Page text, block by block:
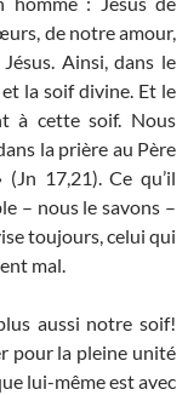
de notre amour,
Ainsi, dans le
la soif divine. Et le
à cette soif. Nous
la prière au Père
17,21). Ce qu’il
– nous le savons –
toujours, celui qui
mal.
aussi notre soif!
pour la pleine unité
lui-même est avec